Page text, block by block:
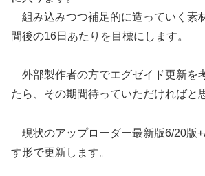
組み込みつつ補足的に造っていく素
間後の16日あたりを目標にします。
外部製作者の方でエグゼイド更新を
たら、その期間待っていただければと
現状のアップローダー最新版6/20版
す形で更新します。